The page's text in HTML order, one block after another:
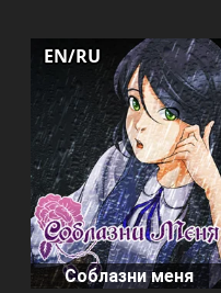
Соблазни меня
EN/RU